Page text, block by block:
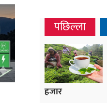
पछिल्ला
हजार